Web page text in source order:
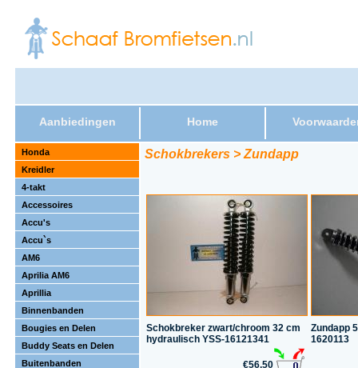
Aanbiedingen Home
Honda
Kreidler
4-takt
Accessoires
Accu's
Accu`s
AM6
Aprilia AM6
Aprillia
Binnenbanden
Bougies en Delen
Buddy Seats en Delen
Buitenbanden
Schokbrekers > Zundapp
Schokbreker zwart/chroom 32 cm
hydraulisch YSS-16121341
Zundapp
1620113
€56,50